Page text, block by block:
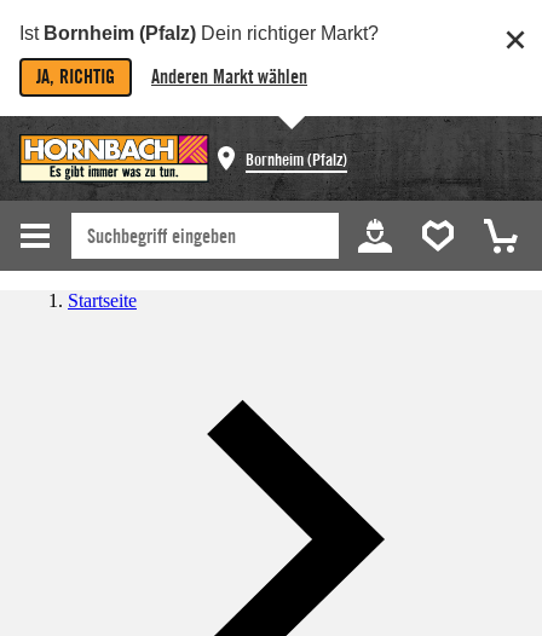
Ist Bornheim (Pfalz) Dein richtiger Markt?
JA, RICHTIG Anderen Markt wählen
Bornheim (Pfalz)
Startseite